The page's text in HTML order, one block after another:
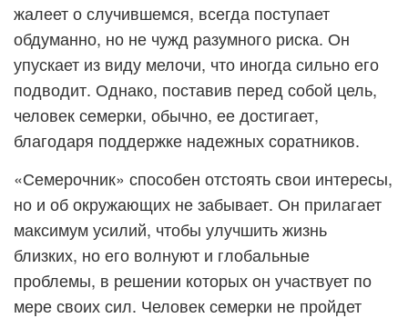
жалеет о случившемся, всегда поступает
обдуманно, но не чужд разумного риска. Он
упускает из виду мелочи, что иногда сильно его
подводит. Однако, поставив перед собой цель,
человек семерки, обычно, ее достигает,
благодаря поддержке надежных соратников.
«Семерочник» способен отстоять свои интересы,
но и об окружающих не забывает. Он прилагает
максимум усилий, чтобы улучшить жизнь
близких, но его волнуют и глобальные
проблемы, в решении которых он участвует по
мере своих сил. Человек семерки не пройдет